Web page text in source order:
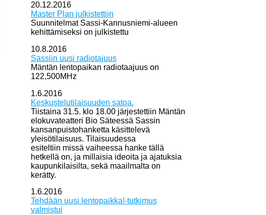
20.12.2016
Master Plan julkistettiin
Suunnitelmat Sassi-Kannusniemi-alueen
kehittämiseksi on julkistettu
10.8.2016
Sassiin uusi radiotajuus
Mäntän lentopaikan radiotaajuus on
122,500MHz
1.6.2016
Keskustelutilaisuuden satoa.
Tiistaina 31.5. klo 18.00 järjestettiin Mäntän
elokuvateatteri Bio Säteessä Sassin
kansanpuistohanketta käsittelevä
yleisötilaisuus. Tilaisuudessa
esiteltiin missä vaiheessa hanke tällä
hetkellä on, ja millaisia ideoita ja ajatuksia
kaupunkilaisilta, sekä maailmalta on
kerätty.
1.6.2016
Tehdään uusi lentopaikka!-tutkimus
valmistui